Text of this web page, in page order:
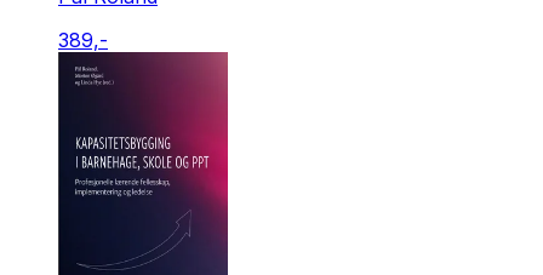
389,-